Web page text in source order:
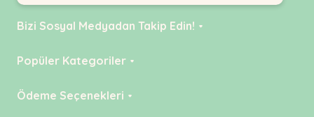
Bizi Sosyal Medyadan Takip Edin!
Instagram
Popüler Kategoriler
KEDİ
Ödeme Seçenekleri